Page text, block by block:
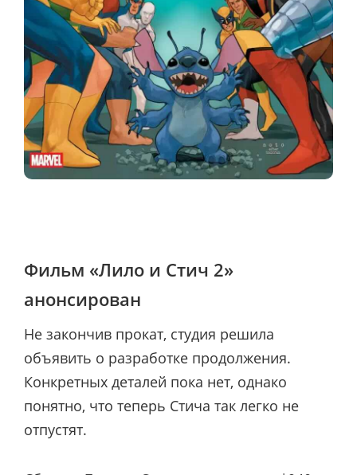
Фильм «Лило и Стич 2»
анонсирован
Не закончив прокат, студия решила
объявить о разработке продолжения.
Конкретных деталей пока нет, однако
понятно, что теперь Стича так легко не
отпустят.